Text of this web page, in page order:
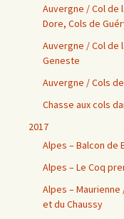
Auvergne / Col de
Dore, Cols de
Auvergne / Col de
Geneste
Auvergne / Cols
Chasse aux cols
2017
Alpes – Balcon de
Alpes – Le Coq
Alpes –
et du Chaussy